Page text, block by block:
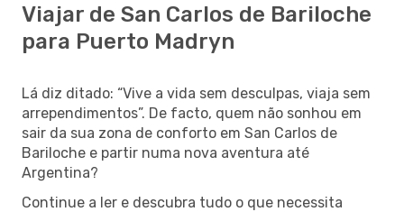
Viajar de San Carlos de Bariloche
para Puerto Madryn
Lá diz ditado: “Vive a vida sem desculpas, viaja sem
arrependimentos”. De facto, quem não sonhou em
sair da sua zona de conforto em San Carlos de
Bariloche e partir numa nova aventura até
Argentina?
Continue a ler e descubra tudo o que necessita